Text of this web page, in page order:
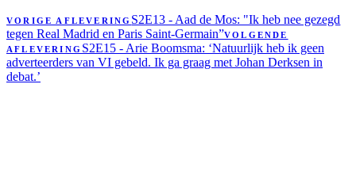
VORIGE AFLEVERING S2E13 - Aad de Mos: "Ik heb nee gezegd
tegen Real Madrid en Paris Saint-Germain”VOLGENDE
AFLEVERING S2E15 - Arie Boomsma: ‘Natuurlijk heb ik geen
adverteerders van VI gebeld. Ik ga graag met Johan Derksen in
debat.’